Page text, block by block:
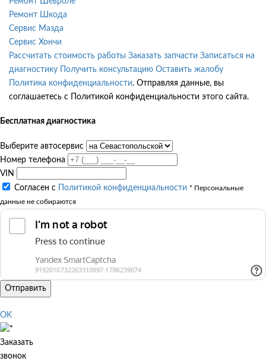
Ремонт Шкода
Сервис Мазда
Сервис Хончи
Рассчитать стоимость работы Заказать запчасти Записаться на
диагностику
Получить консультацию Оставить жалобу
Политика конфиденциальности. Отправляя данные, вы
соглашаетесь с Политикой конфиденциальности этого сайта.
Бесплатная диагностика
Выберите автосервис
Номер телефона
VIN
Согласен с
Политикой конфиденциальности * Персональные
данные не собираются
Отправить
OK
Заказать
звонок